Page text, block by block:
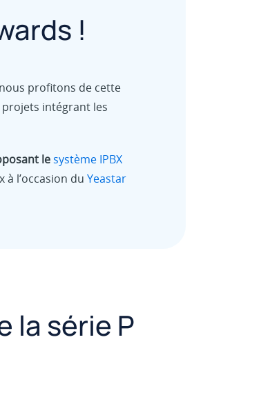
!
profitons de cette
intégrant les
le système IPBX
l’occasion du Yeastar
la série P